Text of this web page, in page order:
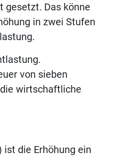
gesetzt. Das könne
in zwei Stufen
von sieben
wirtschaftliche
ist die Erhöhung ein